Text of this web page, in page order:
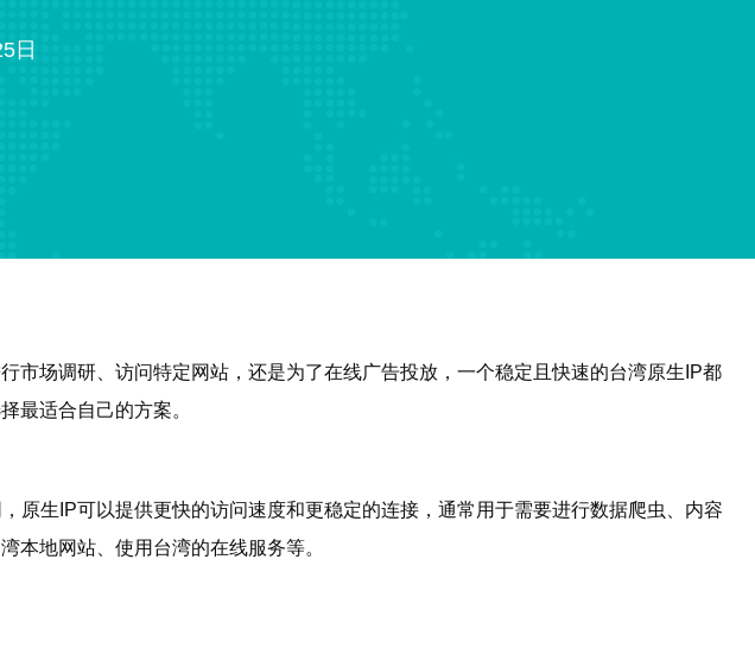
日
市场调研、访问特定网站，还是为了在线广告投放，一个稳定且快速的台湾原生IP都
最适合自己的方案。
原生IP可以提供更快的访问速度和更稳定的连接，通常用于需要进行数据爬虫、内容
本地网站、使用台湾的在线服务等。